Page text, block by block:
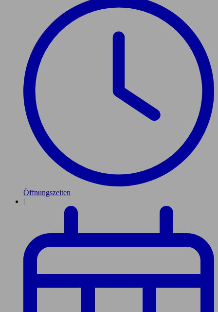
Öffnungszeiten
|